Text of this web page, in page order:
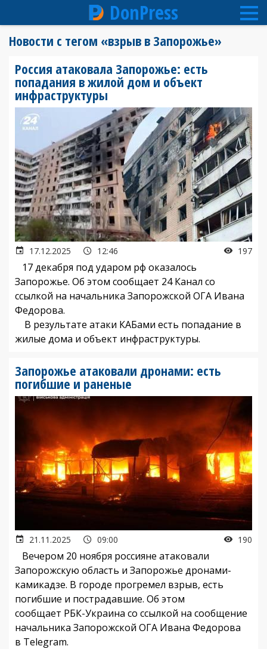
содержанию
DonPress
Новости с тегом «взрыв в Запорожье»
Россия атаковала Запорожье: есть
попадания в жилой дом и объект
инфраструктуры
17.12.2025 12:46 197
17 декабря под ударом рф оказалось
Запорожье. Об этом сообщает 24 Канал со
ссылкой на начальника Запорожской ОГА Ивана
Федорова.
В результате атаки КАБами есть попадание в
жилые дома и объект инфраструктуры.
Запорожье атаковали дронами: есть
погибшие и раненые
21.11.2025 09:00 190
Вечером 20 ноября россияне атаковали
Запорожскую область и Запорожье дронами-
камикадзе. В городе прогремел взрыв, есть
погибшие и пострадавшие. Об этом
сообщает РБК-Украина со ссылкой на сообщение
начальника Запорожской ОГА Ивана Федорова
в Telegram.